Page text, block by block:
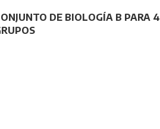
DE BIOLOGÍA B PARA 4